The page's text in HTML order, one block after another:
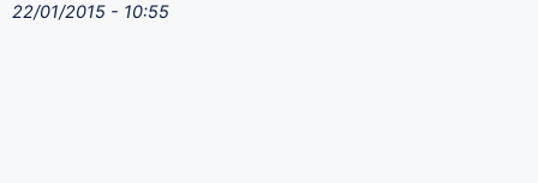
22/01/2015 - 10:55